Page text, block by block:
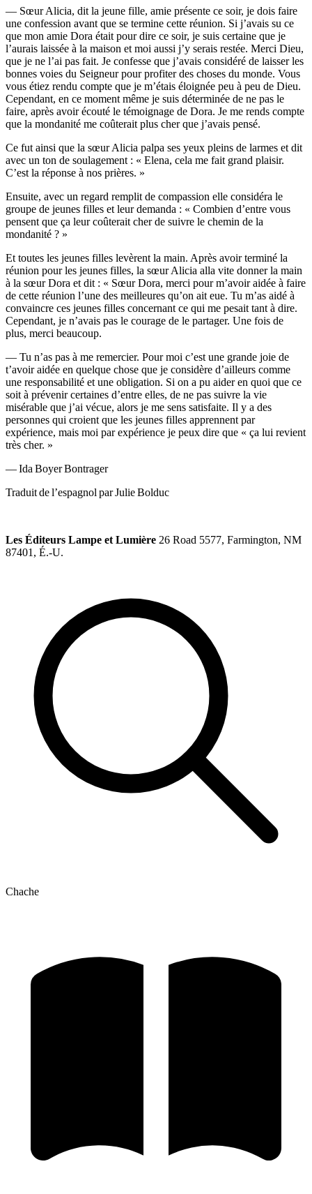
— Sœur Alicia, dit la jeune fille, amie présente ce soir, je dois faire
une confession avant que se termine cette réunion. Si j’avais su ce
que mon amie Dora était pour dire ce soir, je suis certaine que je
l’aurais laissée à la maison et moi aussi j’y serais restée. Merci Dieu,
que je ne l’ai pas fait. Je confesse que j’avais considéré de laisser les
bonnes voies du Seigneur pour profiter des choses du monde. Vous
vous étiez rendu compte que je m’étais éloignée peu à peu de Dieu.
Cependant, en ce moment même je suis déterminée de ne pas le
faire, après avoir écouté le témoignage de Dora. Je me rends compte
que la mondanité me coûterait plus cher que j’avais pensé.
Ce fut ainsi que la sœur Alicia palpa ses yeux pleins de larmes et dit
avec un ton de soulagement : « Elena, cela me fait grand plaisir.
C’est la réponse à nos prières. »
Ensuite, avec un regard remplit de compassion elle considéra le
groupe de jeunes filles et leur demanda : « Combien d’entre vous
pensent que ça leur coûterait cher de suivre le chemin de la
mondanité ? »
Et toutes les jeunes filles levèrent la main. Après avoir terminé la
réunion pour les jeunes filles, la sœur Alicia alla vite donner la main
à la sœur Dora et dit : « Sœur Dora, merci pour m’avoir aidée à faire
de cette réunion l’une des meilleures qu’on ait eue. Tu m’as aidé à
convaincre ces jeunes filles concernant ce qui me pesait tant à dire.
Cependant, je n’avais pas le courage de le partager. Une fois de
plus, merci beaucoup.
— Tu n’as pas à me remercier. Pour moi c’est une grande joie de
t’avoir aidée en quelque chose que je considère d’ailleurs comme
une responsabilité et une obligation. Si on a pu aider en quoi que ce
soit à prévenir certaines d’entre elles, de ne pas suivre la vie
misérable que j’ai vécue, alors je me sens satisfaite. Il y a des
personnes qui croient que les jeunes filles apprennent par
expérience, mais moi par expérience je peux dire que « ça lui revient
très cher. »
— Ida Boyer Bontrager
Traduit de l’espagnol par Julie Bolduc
Les Éditeurs Lampe et Lumière 26 Road 5577, Farmington, NM
87401, É.-U.
Chache